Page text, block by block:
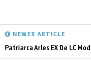
NEWER ARTICLE
Patriarca Arles EX De LC